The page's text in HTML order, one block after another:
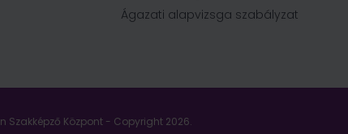
Ágazati alapvizsga szabályzat
Szakképző Központ - Copyright 2026.